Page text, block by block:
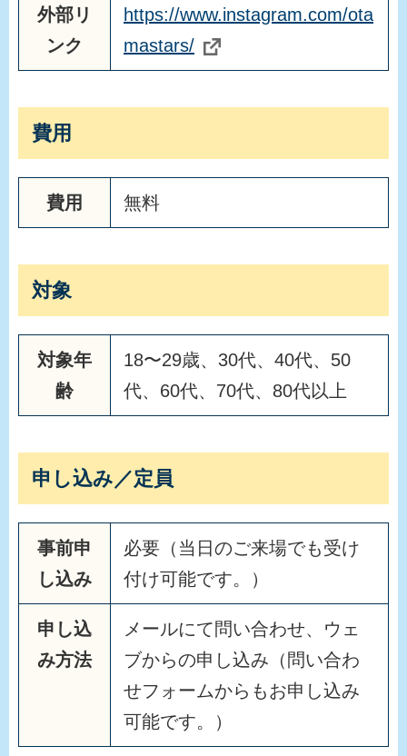
外部リ
ンク
https://www.instagram.com/ota
mastars/
費用
費用 無料
対象
対象年
齢
18〜29歳、30代、40代、50
代、60代、70代、80代以上
申し込み／定員
事前申
し込み
必要（当日のご来場でも受け
付け可能です。）
申し込
み方法
メールにて問い合わせ、ウェ
ブからの申し込み（問い合わ
せフォームからもお申し込み
可能です。）